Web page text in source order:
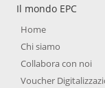
Il mondo EPC
Home
Chi siamo
Collabora con noi
Voucher